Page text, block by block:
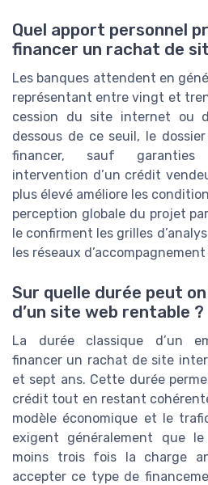
Quel apport personnel
financer un rachat de
Les banques attendent en
représentant entre vingt et
cession du site internet ou
dessous de ce seuil, le
financer, sauf garanties
intervention d’un crédit
plus élevé améliore les
perception globale du projet
le confirment les grilles
les réseaux
Sur quelle durée peut
d’un site web rentable ?
La durée classique d’un
financer un rachat de site
et sept ans. Cette durée
crédit tout en restant
modèle économique et le
exigent généralement que
moins trois fois la charge
accepter ce type de